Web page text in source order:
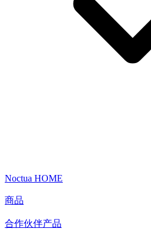
Noctua HOME
商品
合作伙伴产品